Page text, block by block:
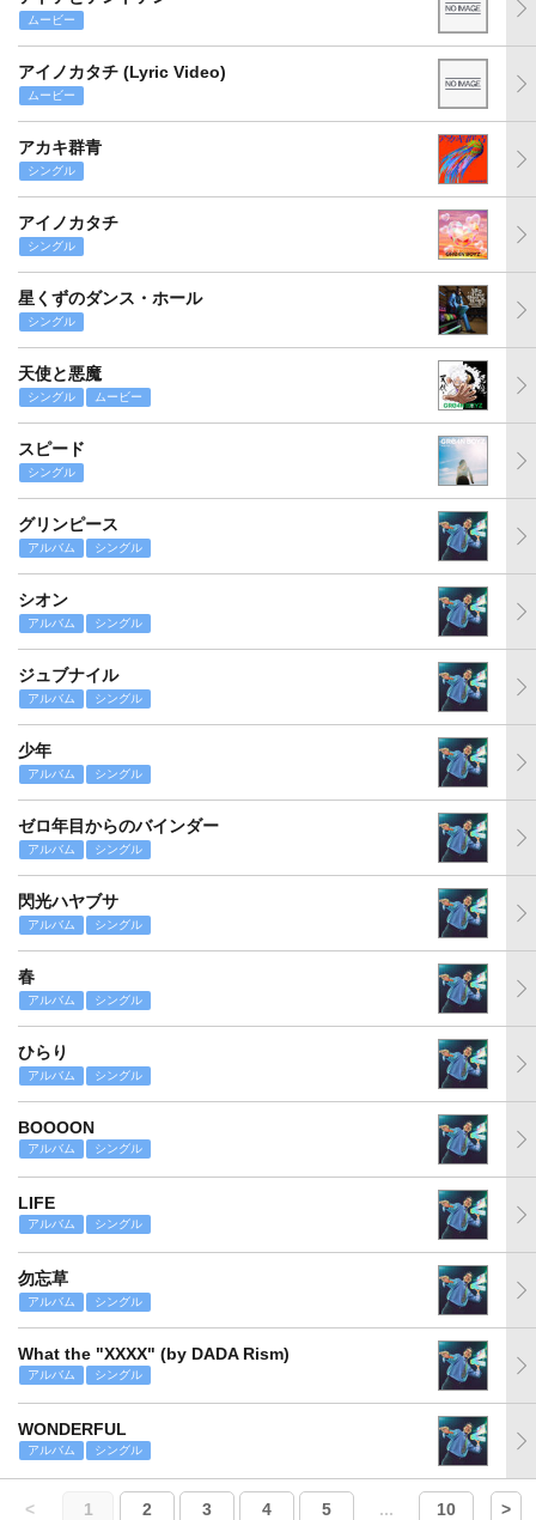
ムービー
アイノカタチ (Lyric Video)
ムービー
アカキ群青
シングル
アイノカタチ
シングル
星くずのダンス・ホール
シングル
天使と悪魔
シングル ムービー
スピード
シングル
グリンピース
アルバム シングル
シオン
アルバム シングル
ジュブナイル
アルバム シングル
少年
アルバム シングル
ゼロ年目からのバインダー
アルバム シングル
閃光ハヤブサ
アルバム シングル
春
アルバム シングル
ひらり
アルバム シングル
BOOOON
アルバム シングル
LIFE
アルバム シングル
勿忘草
アルバム シングル
What the "XXXX" (by DADA Rism)
アルバム シングル
WONDERFUL
アルバム シングル
< 1 2 3 4 5 ... 10 >